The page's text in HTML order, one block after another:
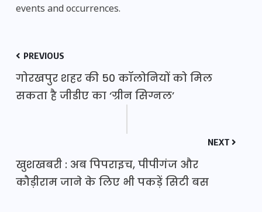
events and occurrences.
PREVIOUS
गोरखपुर शहर की 50 कॉलोनियों को मिल
सकता है जीडीए का ‘ग्रीन सिग्नल’
NEXT
खुशखबरी : अब पिपराइच, पीपीगंज और
कौड़ीराम जाने के लिए भी पकड़ें सिटी बस